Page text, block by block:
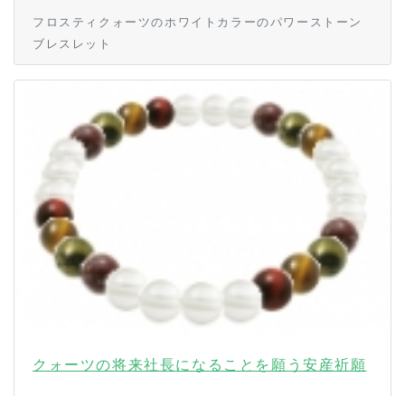
フロスティクォーツのホワイトカラーのパワーストーン
ブレスレット
クォーツの将来社長になることを願う安産祈願